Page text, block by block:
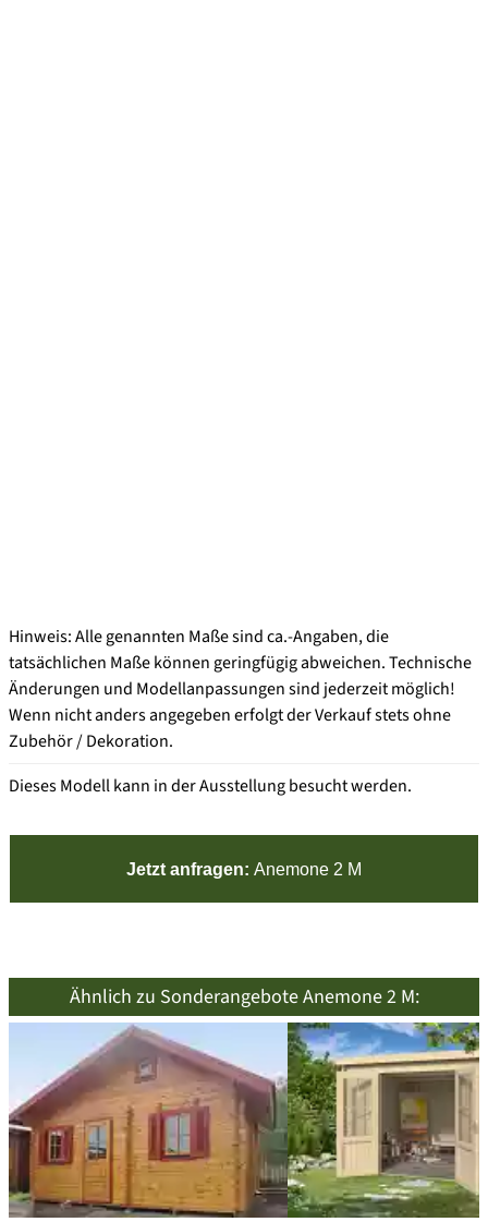
Hinweis: Alle genannten Maße sind ca.-Angaben, die
tatsächlichen Maße können geringfügig abweichen. Technische
Änderungen und Modellanpassungen sind jederzeit möglich!
Wenn nicht anders angegeben erfolgt der Verkauf stets ohne
Zubehör / Dekoration.
Dieses Modell kann in der Ausstellung besucht werden.
Jetzt anfragen: Anemone 2 M
Ähnlich zu Sonderangebote Anemone 2 M: